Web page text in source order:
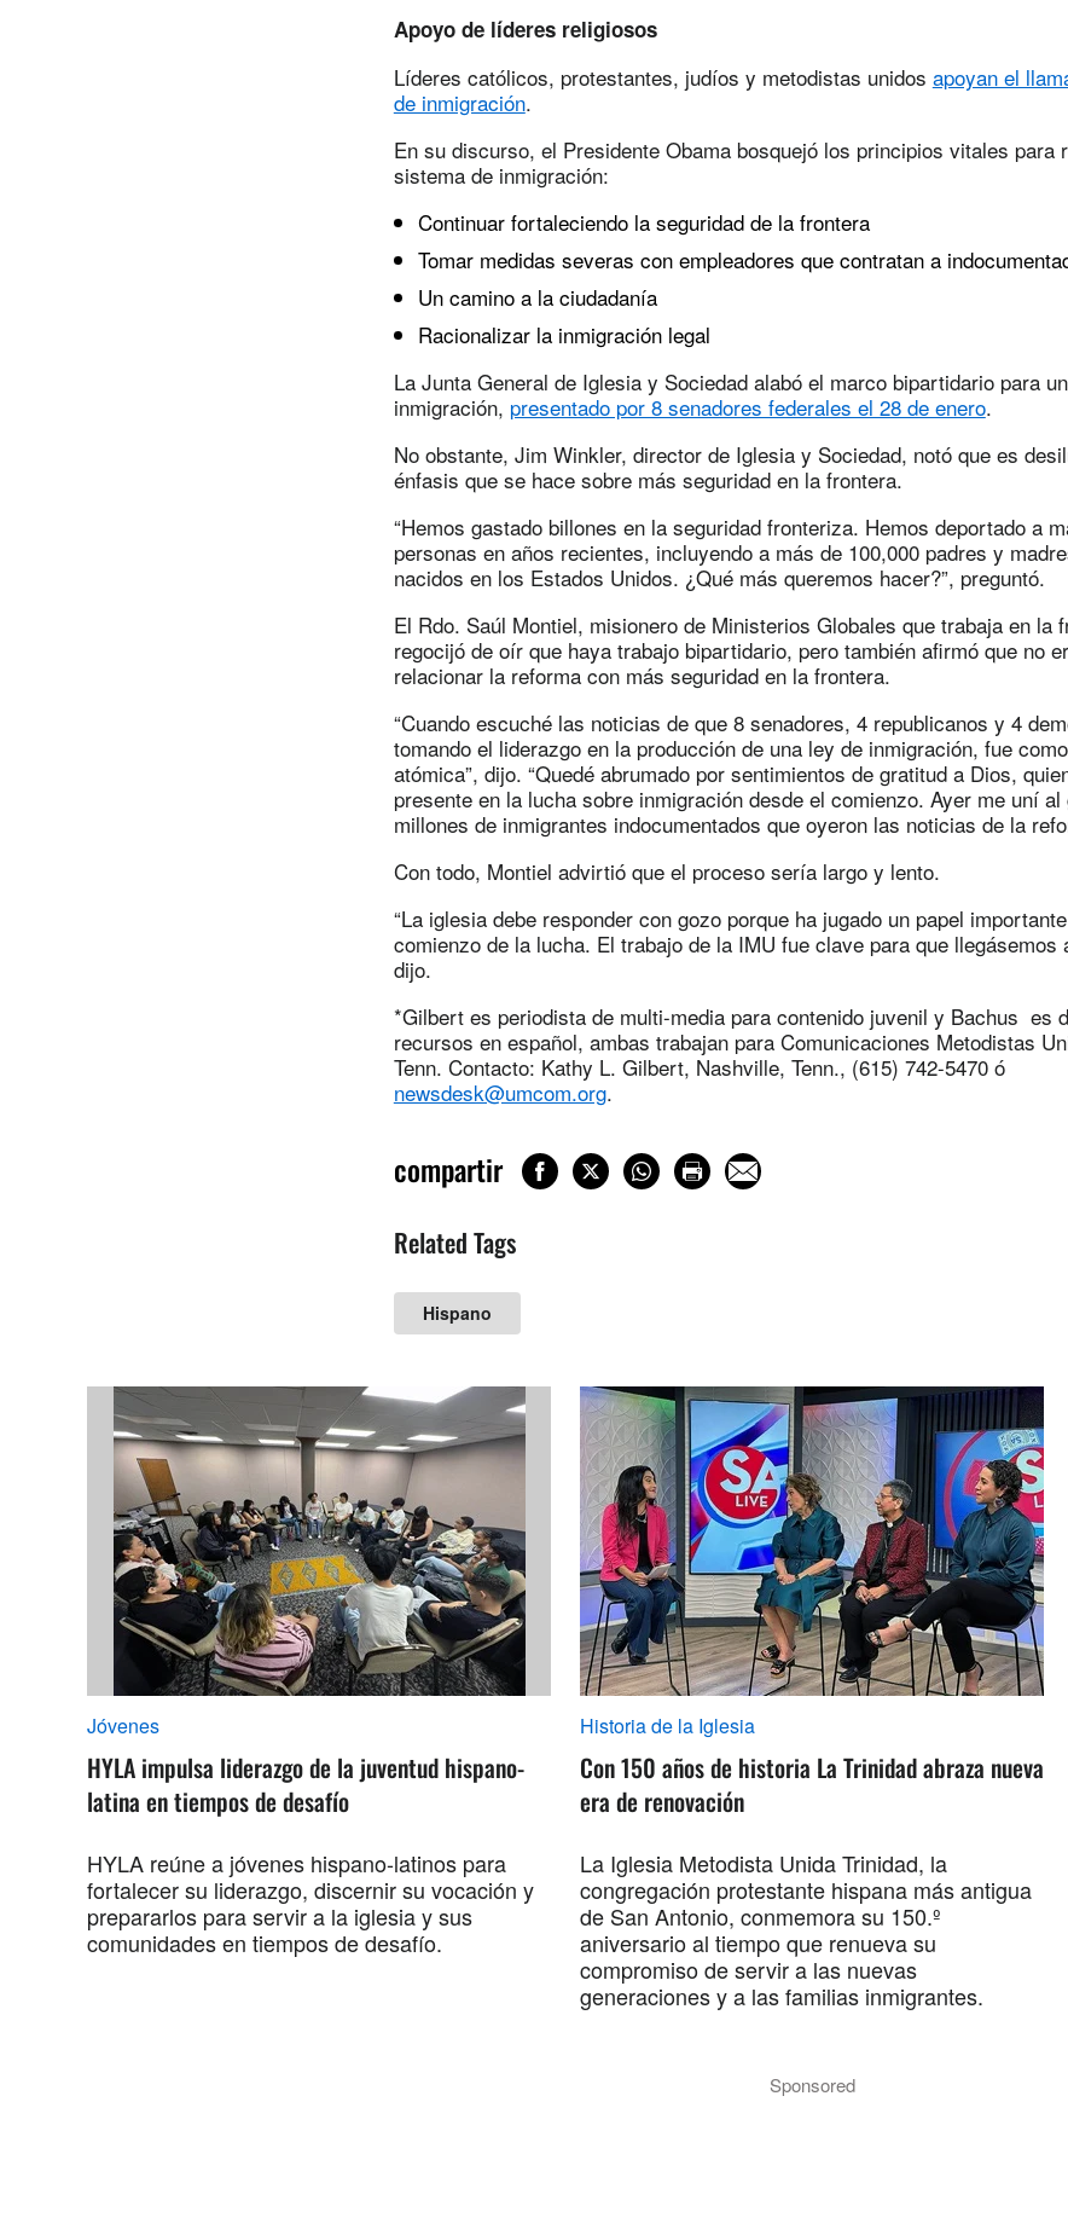
Apoyo de líderes religiosos
Líderes católicos, protestantes, judíos y metodistas unidos apoyan el
de inmigración.
En su discurso, el Presidente Obama bosquejó los principios vitales para
sistema de inmigración:
Continuar fortaleciendo la seguridad de la frontera
Tomar medidas severas con empleadores que contratan a
Un camino a la ciudadanía
Racionalizar la inmigración legal
La Junta General de Iglesia y Sociedad alabó el marco bipartidario para
inmigración, presentado por 8 senadores federales el 28 de enero.
No obstante, Jim Winkler, director de Iglesia y Sociedad, notó que es
énfasis que se hace sobre más seguridad en la frontera.
“Hemos gastado billones en la seguridad fronteriza. Hemos deportado a
personas en años recientes, incluyendo a más de 100,000 padres y
nacidos en los Estados Unidos. ¿Qué más queremos hacer?”, preguntó.
El Rdo. Saúl Montiel, misionero de Ministerios Globales que trabaja en la
regocijó de oír que haya trabajo bipartidario, pero también afirmó que no
relacionar la reforma con más seguridad en la frontera.
“Cuando escuché las noticias de que 8 senadores, 4 republicanos y 4
tomando el liderazgo en la producción de una ley de inmigración, fue
atómica”, dijo. “Quedé abrumado por sentimientos de gratitud a Dios,
presente en la lucha sobre inmigración desde el comienzo. Ayer me uní
millones de inmigrantes indocumentados que oyeron las noticias de la
Con todo, Montiel advirtió que el proceso sería largo y lento.
“La iglesia debe responder con gozo porque ha jugado un papel
comienzo de la lucha. El trabajo de la IMU fue clave para que llegásemos
dijo.
*Gilbert es periodista de multi-media para contenido juvenil y Bachus es
recursos en español, ambas trabajan para Comunicaciones Metodistas
Tenn. Contacto: Kathy L. Gilbert, Nashville, Tenn., (615) 742-5470 ó
newsdesk@umcom.org.
compartir
Related Tags
Hispano
Jóvenes
HYLA impulsa liderazgo de la juventud hispano-
latina en tiempos de desafío
HYLA reúne a jóvenes hispano-latinos para
fortalecer su liderazgo, discernir su vocación y
prepararlos para servir a la iglesia y sus
comunidades en tiempos de desafío.
Historia de la Iglesia
Con 150 años de historia La Trinidad abraza nueva
era de renovación
La Iglesia Metodista Unida Trinidad, la
congregación protestante hispana más antigua
de San Antonio, conmemora su 150.º
aniversario al tiempo que renueva su
compromiso de servir a las nuevas
generaciones y a las familias inmigrantes.
Sponsored